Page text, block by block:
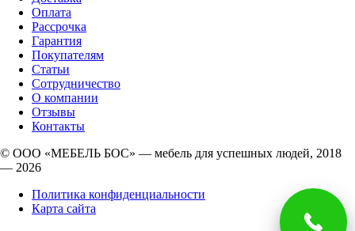
Оплата
Рассрочка
Гарантия
Покупателям
Статьи
Сотрудничество
О компании
Отзывы
Контакты
© ООО «МЕБЕЛЬ БОС» — мебель для успешных людей, 2018
— 2026
Политика конфиденциальности
Карта сайта